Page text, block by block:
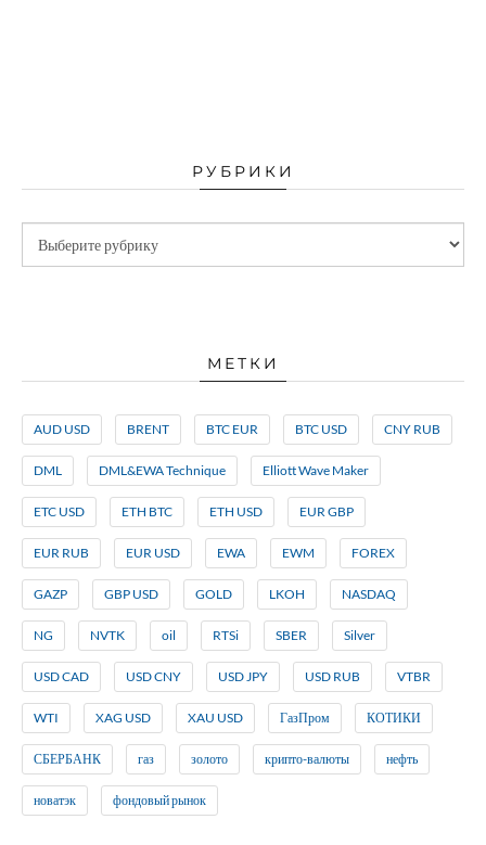
РУБРИКИ
МЕТКИ
AUD USD BRENT BTC EUR BTC USD CNY RUB
DML DML&EWA Technique Elliott Wave Maker
ETC USD ETH BTC ETH USD EUR GBP
EUR RUB EUR USD EWA EWM FOREX
GAZP GBP USD GOLD LKOH NASDAQ
NG NVTK oil RTSi SBER Silver
USD CAD USD CNY USD JPY USD RUB VTBR
WTI XAG USD XAU USD ГазПром КОТИКИ
СБЕРБАНК газ золото крипто-валюты нефть
новатэк фондовый рынок